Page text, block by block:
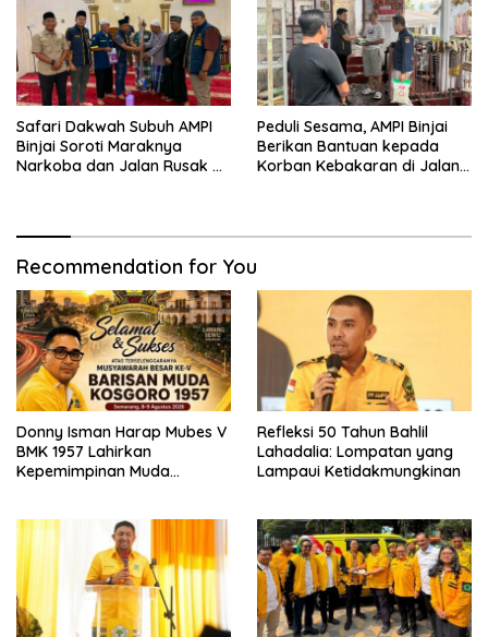
Safari Dakwah Subuh AMPI
Binjai Soroti Maraknya
Narkoba dan Jalan Rusak di
Peduli Sesama, AMPI Binjai
Berikan Bantuan kepada
Korban Kebakaran di Jalan
Recommendation for You
Donny Isman Harap Mubes V
BMK 1957 Lahirkan
Kepemimpinan Muda
1957
Refleksi 50 Tahun Bahlil
Lahadalia: Lompatan yang
Lampaui Ketidakmungkinan